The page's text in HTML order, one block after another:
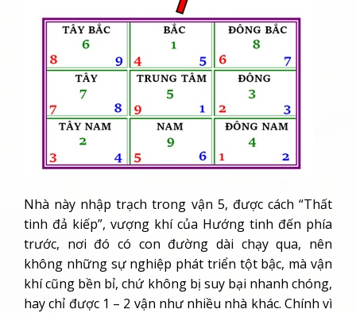
Nhà này nhập trạch trong vận 5, được cách “Thất
tinh đả kiếp”, vượng khí của Hướng tinh đến phía
trước, nơi đó có con đường dài chạy qua, nên
không những sự nghiệp phát triển tột bậc, mà vận
khí cũng bền bỉ, chứ không bị suy bại nhanh chóng,
hay chỉ được 1 – 2 vận như nhiều nhà khác. Chính vì